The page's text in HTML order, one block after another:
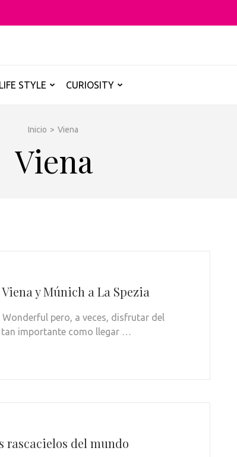
LIFE STYLE CURIOSITY
Inicio > Viena
Viena
y Múnich a La Spezia
pero, a veces, disfrutar del
tan importante como llegar …
rascacielos del mundo